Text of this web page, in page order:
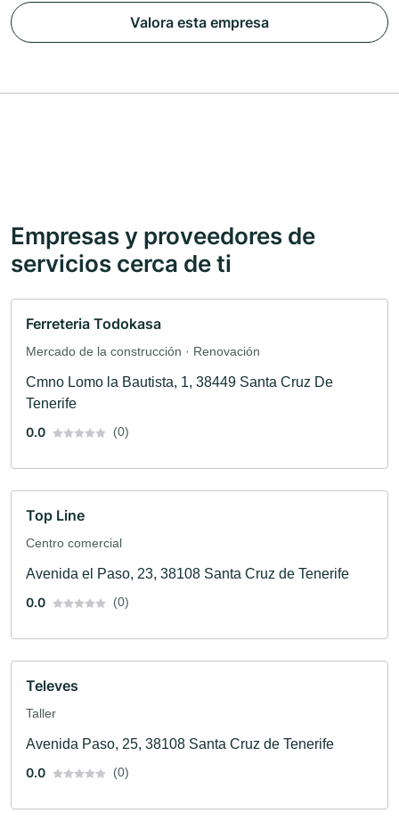
Valora esta empresa
Empresas y proveedores de
servicios cerca de ti
Ferreteria Todokasa
Mercado de la construcción · Renovación
Cmno Lomo la Bautista, 1, 38449 Santa Cruz De
Tenerife
0.0
(0)
Top Line
Centro comercial
Avenida el Paso, 23, 38108 Santa Cruz de Tenerife
0.0
(0)
Televes
Taller
Avenida Paso, 25, 38108 Santa Cruz de Tenerife
0.0
(0)